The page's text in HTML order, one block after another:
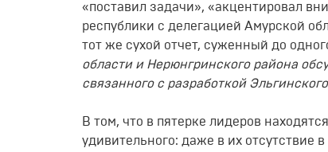
«поставил задачи», «акцентировал
республики с делегацией Амурской
тот же сухой отчет, суженный до
области и Нерюнгринского района
связанного с разработкой
В том, что в пятерке лидеров находятся
удивительного: даже в их